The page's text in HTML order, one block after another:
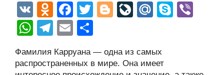
V
K
O
d
n
o
F
a
c
e
T
er
Bl
g
Li
J
M
u
S
W
at
T
e
E
ail р
Фамилия Карруана — одна из самых
распространенных в мире. Она имеет